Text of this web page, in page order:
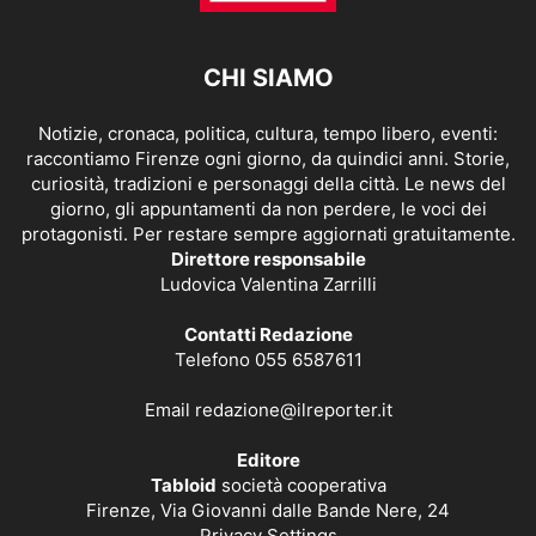
CHI SIAMO
Notizie, cronaca, politica, cultura, tempo libero, eventi:
raccontiamo Firenze ogni giorno, da quindici anni. Storie,
curiosità, tradizioni e personaggi della città. Le news del
giorno, gli appuntamenti da non perdere, le voci dei
protagonisti. Per restare sempre aggiornati gratuitamente.
Direttore responsabile
Ludovica Valentina Zarrilli
Contatti Redazione
Telefono 055 6587611
Email redazione@ilreporter.it
Editore
Tabloid società cooperativa
Firenze, Via Giovanni dalle Bande Nere, 24